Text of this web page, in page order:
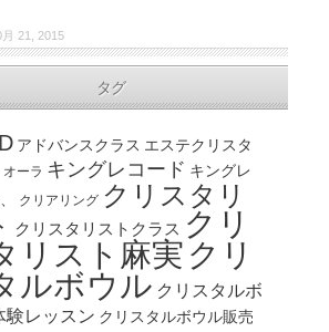
21, 2015
タグ
アドバンスクラス エステクリスタ
オーラ キングレコード キングレ
クリアリング クリスタリ
クリスタリストクラス クリ
リスト麻実 クリ
ルボウル クリスタルボ
験レッスン クリスタルボウル販売